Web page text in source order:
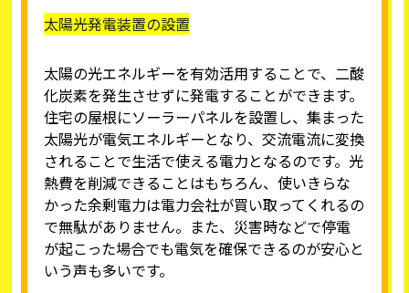
太陽光発電装置の設置
太陽の光エネルギーを有効活用することで、二酸
化炭素を発生させずに発電することができます。
住宅の屋根にソーラーパネルを設置し、集まった
太陽光が電気エネルギーとなり、交流電流に変換
されることで生活で使える電力となるのです。光
熱費を削減できることはもちろん、使いきらな
かった余剰電力は電力会社が買い取ってくれるの
で無駄がありません。また、災害時などで停電
が起こった場合でも電気を確保できるのが安心と
いう声も多いです。